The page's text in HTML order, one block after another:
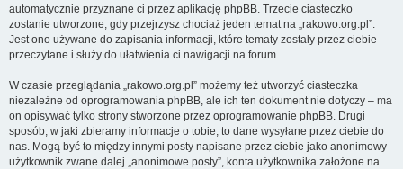
automatycznie przyznane ci przez aplikację phpBB. Trzecie ciasteczko
zostanie utworzone, gdy przejrzysz chociaż jeden temat na „rakowo.org.pl”.
Jest ono używane do zapisania informacji, które tematy zostały przez ciebie
przeczytane i służy do ułatwienia ci nawigacji na forum.
W czasie przeglądania „rakowo.org.pl” możemy też utworzyć ciasteczka
niezależne od oprogramowania phpBB, ale ich ten dokument nie dotyczy – ma
on opisywać tylko strony stworzone przez oprogramowanie phpBB. Drugi
sposób, w jaki zbieramy informacje o tobie, to dane wysyłane przez ciebie do
nas. Mogą być to między innymi posty napisane przez ciebie jako anonimowy
użytkownik zwane dalej „anonimowe posty”, konta użytkownika założone na